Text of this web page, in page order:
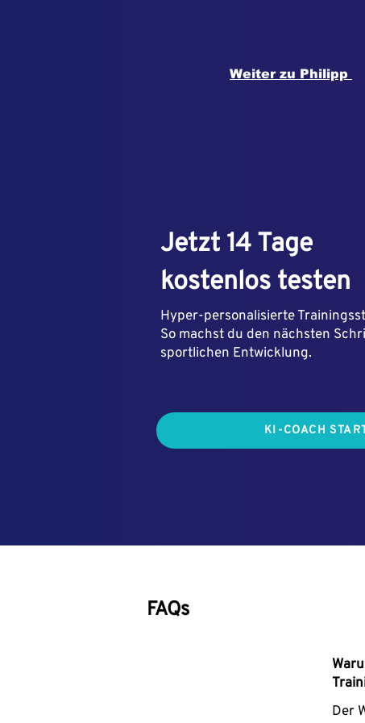
Weiter zu Philipp
Jetzt 14 Tage
kostenlos testen
Hyper-personalisierte
So machst du den nächsten
sportlichen Entwicklung.
KI-COACH
FAQs
Der